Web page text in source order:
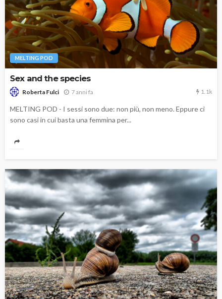
MELTING POD
Sex and the species
Roberta Fulci 7 anni fa 1.1k
MELTING POD - I sessi sono due: non più, non meno. Eppure ci
sono casi in cui basta una femmina per...